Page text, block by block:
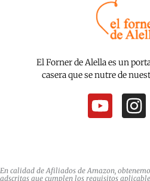
El Forner de Alella es un
casera que se nutre de
Y
o
u
I
n
a
En calidad de Afiliados de Amazon,
adscritas que cumplen los requisitos